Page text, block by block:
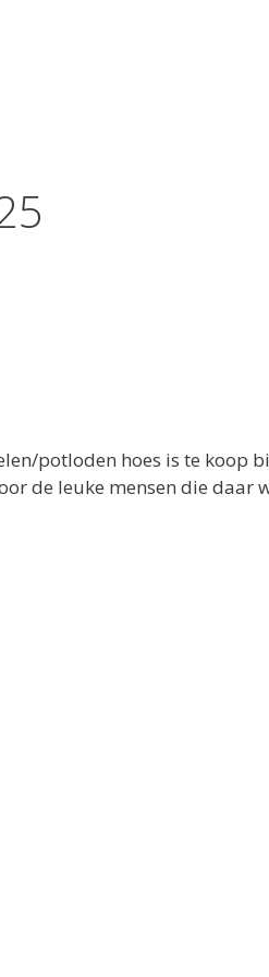
potloden hoes is te koop
de leuke mensen die daar